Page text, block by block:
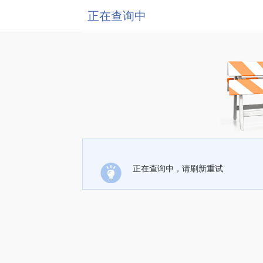
正在查询中
正在查询中，请刷新重试